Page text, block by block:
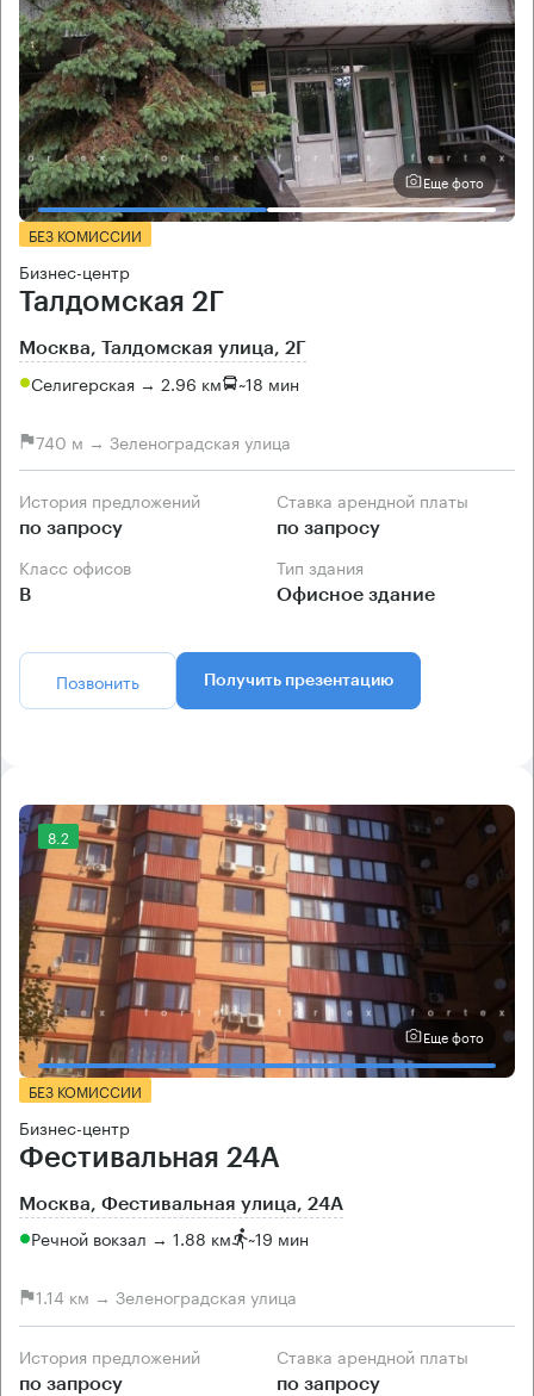
Еще фото
БЕЗ КОМИССИИ
Бизнес-центр
Талдомская 2Г
Москва, Талдомская улица, 2Г
Селигерская → 2.96 км ~18 мин
740 м → Зеленоградская улица
История предложений
по запросу
Ставка арендной платы
по запросу
Класс офисов
B
Тип здания
Офисное здание
Позвонить Получить презентацию
8.2
Еще фото
БЕЗ КОМИССИИ
Бизнес-центр
Фестивальная 24А
Москва, Фестивальная улица, 24А
Речной вокзал → 1.88 км ~19 мин
1.14 км → Зеленоградская улица
История предложений
по запросу
Ставка арендной платы
по запросу